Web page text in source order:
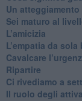
​Un
​Sei maturo al
​L’amicizia
​L’empatia da sola
​Cavalcare
Ripartire
​Ci rivediamo a
​Il ruolo degli